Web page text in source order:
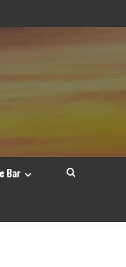
Bar